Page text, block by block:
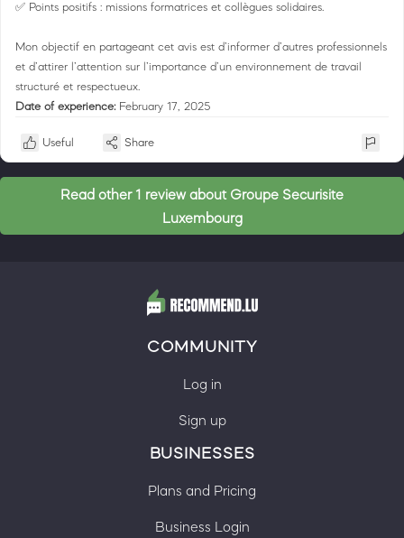
✅ Points positifs : missions formatrices et collègues solidaires.
Mon objectif en partageant cet avis est d’informer d’autres professionnels
et d’attirer l’attention sur l’importance d’un environnement de travail
structuré et respectueux.
Date of experience: February 17, 2025
Useful Share
Read other 1 review about Groupe Securisite
Luxembourg
COMMUNITY
Log in
Sign up
BUSINESSES
Plans and Pricing
Business Login